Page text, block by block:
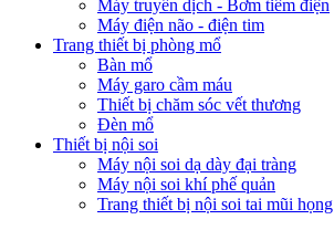
Máy truyền dịch - Bơm tiêm điện
Máy điện não - điện tim
Trang thiết bị phòng mổ
Bàn mổ
Máy garo cầm máu
Thiết bị chăm sóc vết thương
Đèn mổ
Thiết bị nội soi
Máy nội soi dạ dày đại tràng
Máy nội soi khí phế quản
Trang thiết bị nội soi tai mũi họng